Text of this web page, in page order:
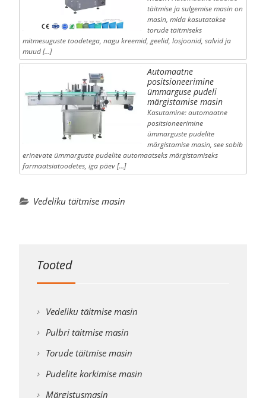
täitmise ja sulgemise masin on
masin, mida kasutatakse
torude täitmiseks
mitmesuguste toodetega, nagu kreemid, geelid, losjoonid, salvid ja
muud […]
Automaatne
positsioneerimine
ümmarguse pudeli
märgistamise masin
Kasutamine: automaatne
positsioneerimine
ümmarguste pudelite
märgistamise masin, see sobib
erinevate ümmarguste pudelite automaatseks märgistamiseks
farmaatsiatoodetes, iga päev […]
Vedeliku täitmise masin
Tooted
Vedeliku täitmise masin
Pulbri täitmise masin
Torude täitmise masin
Pudelite korkimise masin
Märgistusmasin